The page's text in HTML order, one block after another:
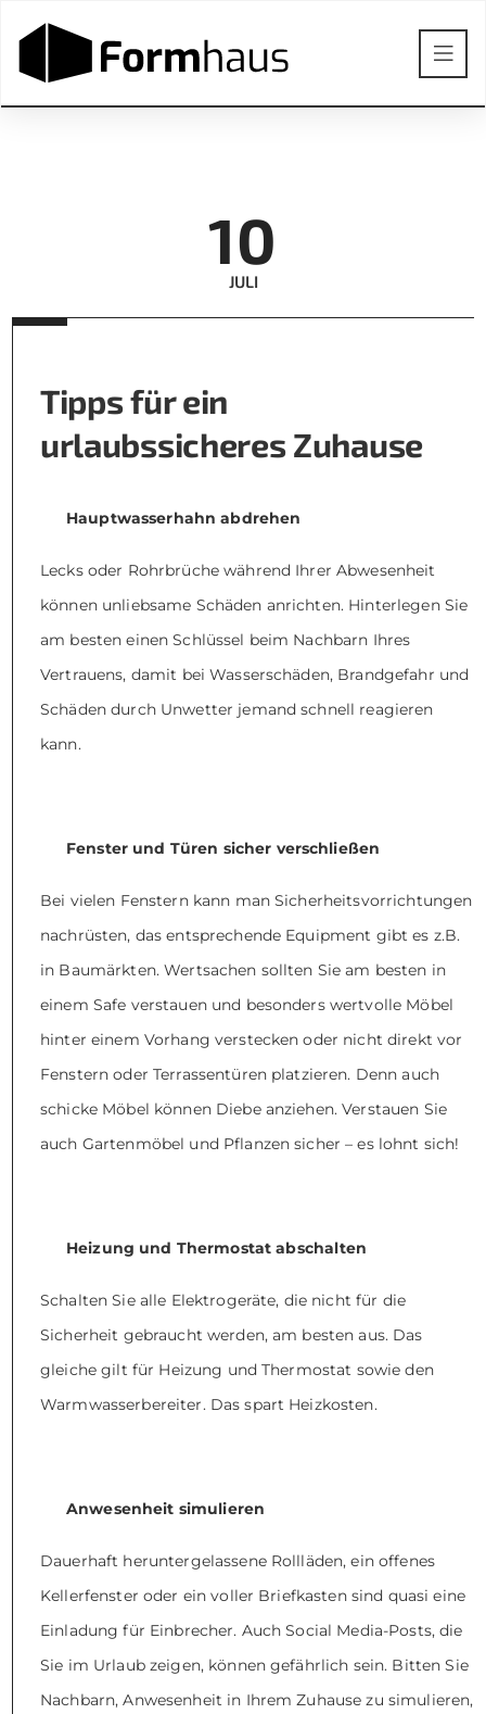
10
JULI
Tipps für ein
urlaubssicheres Zuhause
Hauptwasserhahn abdrehen
Lecks oder Rohrbrüche während Ihrer Abwesenheit
können unliebsame Schäden anrichten. Hinterlegen Sie
am besten einen Schlüssel beim Nachbarn Ihres
Vertrauens, damit bei Wasserschäden, Brandgefahr und
Schäden durch Unwetter jemand schnell reagieren
kann.
Fenster und Türen sicher verschließen
Bei vielen Fenstern kann man Sicherheitsvorrichtungen
nachrüsten, das entsprechende Equipment gibt es z.B.
in Baumärkten. Wertsachen sollten Sie am besten in
einem Safe verstauen und besonders wertvolle Möbel
hinter einem Vorhang verstecken oder nicht direkt vor
Fenstern oder Terrassentüren platzieren. Denn auch
schicke Möbel können Diebe anziehen. Verstauen Sie
auch Gartenmöbel und Pflanzen sicher – es lohnt sich!
Heizung und Thermostat abschalten
Schalten Sie alle Elektrogeräte, die nicht für die
Sicherheit gebraucht werden, am besten aus. Das
gleiche gilt für Heizung und Thermostat sowie den
Warmwasserbereiter. Das spart Heizkosten.
Anwesenheit simulieren
Dauerhaft heruntergelassene Rollläden, ein offenes
Kellerfenster oder ein voller Briefkasten sind quasi eine
Einladung für Einbrecher. Auch Social Media-Posts, die
Sie im Urlaub zeigen, können gefährlich sein. Bitten Sie
Nachbarn, Anwesenheit in Ihrem Zuhause zu simulieren,